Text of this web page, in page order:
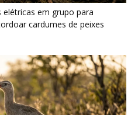
velocidade e arremessos
peçonhentas no